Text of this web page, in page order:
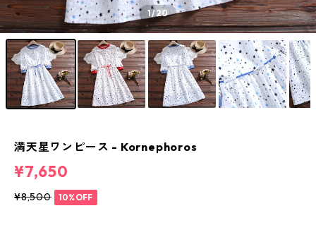
1/20
満天星ワンピース - Kornephoros
¥7,650
¥8,500 10%OFF